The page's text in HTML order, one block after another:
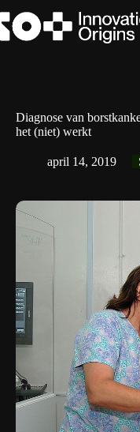
naar
de
Diagnose van
het (niet) werkt
april 14, 2019